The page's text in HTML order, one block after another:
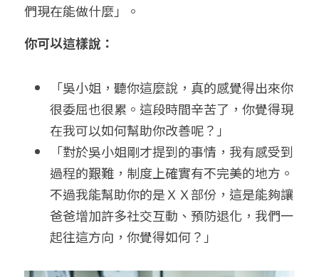
們現在能做什麼」。
你可以這樣說：
「吳小姐，聽你這麼說，真的感覺得出來你
很委屈也很累。這段時間辛苦了，你覺得現
在我可以如何幫助你改善呢？」
「對於吳小姐剛才提到的事情，我有感受到
過程的艱難，制度上確實有不完美的地方。
不過我能幫助你的是ＸＸ部份，這是能夠讓
爸爸增加許多社交互動、預防退化，我們一
起往這方向，你覺得如何？」